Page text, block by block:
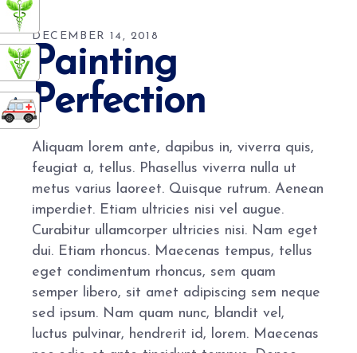
DECEMBER 14, 2018
Painting
Perfection
Aliquam lorem ante, dapibus in, viverra quis,
feugiat a, tellus. Phasellus viverra nulla ut
metus varius laoreet. Quisque rutrum. Aenean
imperdiet. Etiam ultricies nisi vel augue.
Curabitur ullamcorper ultricies nisi. Nam eget
dui. Etiam rhoncus. Maecenas tempus, tellus
eget condimentum rhoncus, sem quam
semper libero, sit amet adipiscing sem neque
sed ipsum. Nam quam nunc, blandit vel,
luctus pulvinar, hendrerit id, lorem. Maecenas